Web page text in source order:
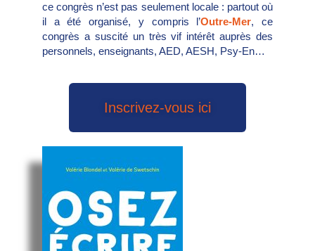
ce congrès n’est pas seulement locale : partout où
il a été organisé, y compris l’Outre-Mer, ce
congrès a suscité un très vif intérêt auprès des
personnels, enseignants, AED, AESH, Psy-En…
Inscrivez-vous ici